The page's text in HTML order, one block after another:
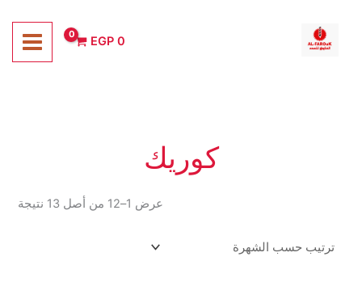
المحتوى
0
EGP
كوريك
عرض 1–12 من أصل 13 نتيجة
تم